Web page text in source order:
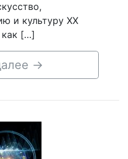
и культуру XX
как […]
→